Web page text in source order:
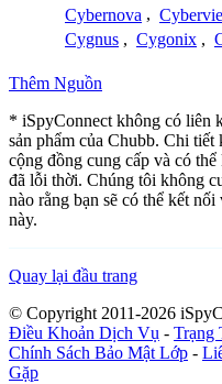
Cybernova ,
Cygnus , Cygonix ,
Thêm Nguồn
* iSpyConnect không có liên
sản phẩm của Chubb. Chi
cộng đồng cung cấp và có
đã lỗi thời. Chúng tôi không
nào rằng bạn sẽ có thể kết
này.
Quay lại đầu trang
© Copyright 2011-2026
Điều Khoản Dịch Vụ - Trạng
Chính Sách Bảo Mật Lớp -
Gặp